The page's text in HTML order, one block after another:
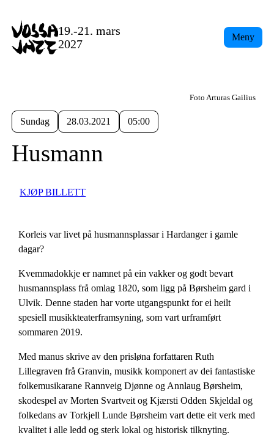
19.-21. mars
2027
Meny
Foto Arturas Gailius
Sundag 28.03.2021 05:00
Husmann
KJØP BILLETT
Korleis var livet på husmannsplassar i Hardanger i gamle
dagar?
Kvemmadokkje er namnet på ein vakker og godt bevart
husmannsplass frå omlag 1820, som ligg på Børsheim gard i
Ulvik. Denne staden har vorte utgangspunkt for ei heilt
spesiell musikkteaterframsyning, som vart urframført
sommaren 2019.
Med manus skrive av den prisløna forfattaren Ruth
Lillegraven frå Granvin, musikk komponert av dei fantastiske
folkemusikarane Rannveig Djønne og Annlaug Børsheim,
skodespel av Morten Svartveit og Kjærsti Odden Skjeldal og
folkedans av Torkjell Lunde Børsheim vart dette eit verk med
kvalitet i alle ledd og sterk lokal og historisk tilknyting.